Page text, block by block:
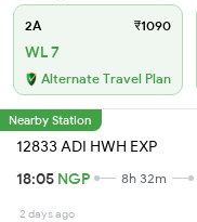
2A ₹1090
WL 7
Alternate Travel Plan
Nearby Station
12833 ADI HWH EXP
18:05 NGP 8h 32m
2 days ago